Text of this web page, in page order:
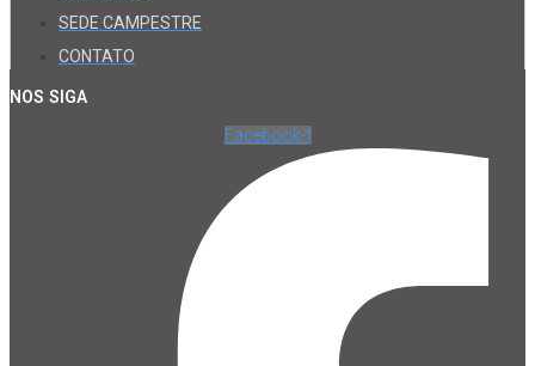
SEDE CAMPESTRE
CONTATO
NOS SIGA
Facebook-f